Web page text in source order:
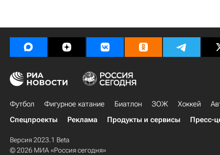
Футбол Фигурное катание Биатлон ЗОЖ Хоккей
Спецпроекты
Реклама Продукты и сервисы Пресс-
Версия 2023.1 Beta
© 2026 МИА «Россия сегодня»